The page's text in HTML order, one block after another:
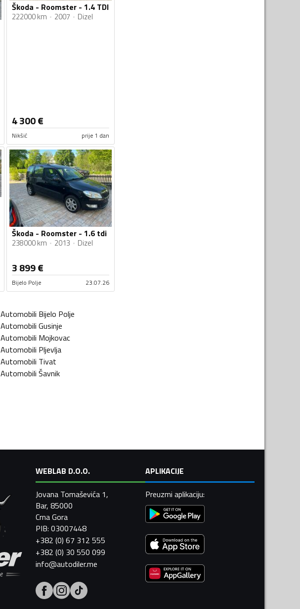
Škoda - Roomster - 1.4 TDI
222000 km 2007 Dizel
4 300€
Nikšić prije 1 dan
Škoda - Roomster - 1.6 tdi
238000 km 2013 Dizel
3 899€
Bijelo Polje 23.07.26
Automobili Bijelo Polje
Automobili Gusinje
Automobili Mojkovac
Automobili Pljevlja
Automobili Tivat
Automobili Šavnik
WEBLAB D.O.O.
Jovana Tomaševića 1,
Bar, 85000
Crna Gora
PIB: 03007448
+382 (0) 67 312 555
+382 (0) 30 550 099
info@autodiler.me
APLIKACIJE
Preuzmi aplikaciju: